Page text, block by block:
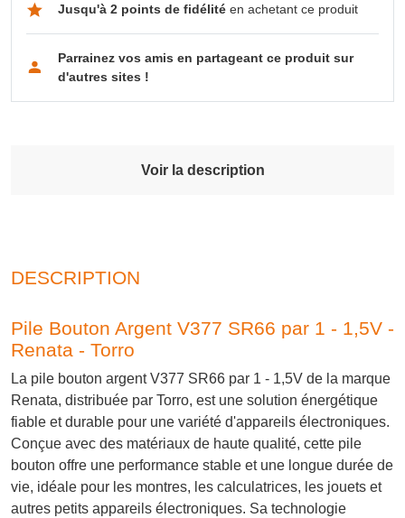
Jusqu'à 2 points de fidélitéen achetant ce produit
Parrainez vos amis en partageant ce produit sur
d'autres sites !
Voir la description
DESCRIPTION
Pile Bouton Argent V377 SR66 par 1 - 1,5V -
Renata - Torro
La pile bouton argent V377 SR66 par 1 - 1,5V de la marque
Renata, distribuée par Torro, est une solution énergétique
fiable et durable pour une variété d'appareils électroniques.
Conçue avec des matériaux de haute qualité, cette pile
bouton offre une performance stable et une longue durée de
vie, idéale pour les montres, les calculatrices, les jouets et
autres petits appareils électroniques. Sa technologie